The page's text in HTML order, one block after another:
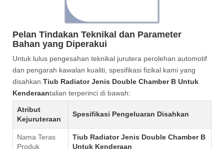
Pelan Tindakan Teknikal dan Parameter
Bahan yang Diperakui
Untuk lulus pengesahan teknikal jurutera perolehan automotif
dan pengarah kawalan kualiti, spesifikasi fizikal kami yang
disahkan. Tiub Radiator Jenis Double Chamber B Untuk
Kenderaantalian terperinci di bawah:
Atribut
Kejuruteraan
Spesifikasi Pengeluaran Disahkan
Nama Teras
Produk
Tiub Radiator Jenis Double Chamber B
Untuk Kenderaan